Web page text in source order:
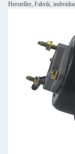
Hersteller, Fabrik,